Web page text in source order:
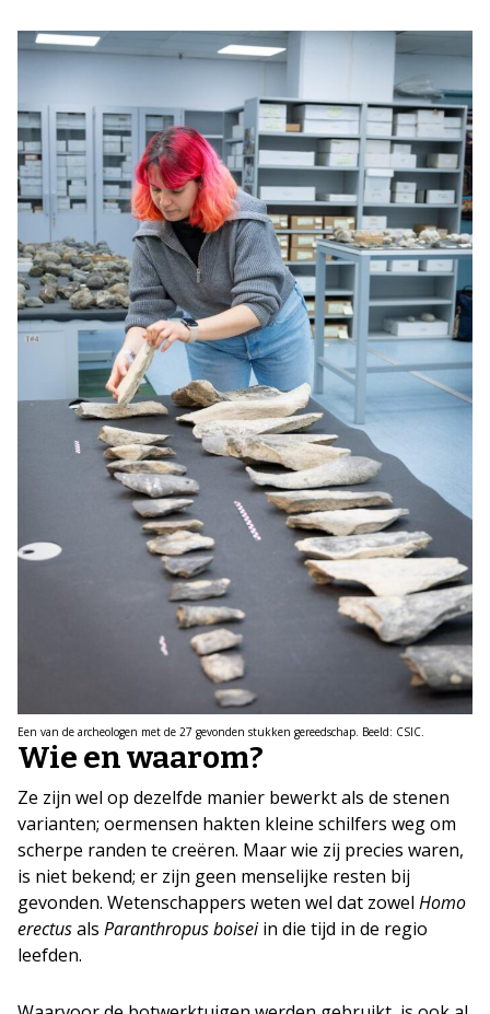
Een van de archeologen met de 27 gevonden stukken gereedschap. Beeld: CSIC.
Wie en waarom?
Ze zijn wel op dezelfde manier bewerkt als de stenen
varianten; oermensen hakten kleine schilfers weg om
scherpe randen te creëren. Maar wie zij precies waren,
is niet bekend; er zijn geen menselijke resten bij
gevonden. Wetenschappers weten wel dat zowel Homo
erectusals Paranthropus boiseiin die tijd in de regio
leefden.